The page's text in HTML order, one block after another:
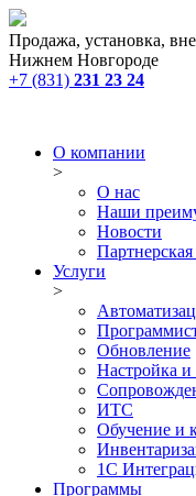
Продажа, установка,
Нижнем Новгороде
+7 (831) 231 23 24
О компании
>
О нас
Наши
Новости
Услуги
>
Обновление
Настройка и
ИТС
Обучение и
1С
Программы